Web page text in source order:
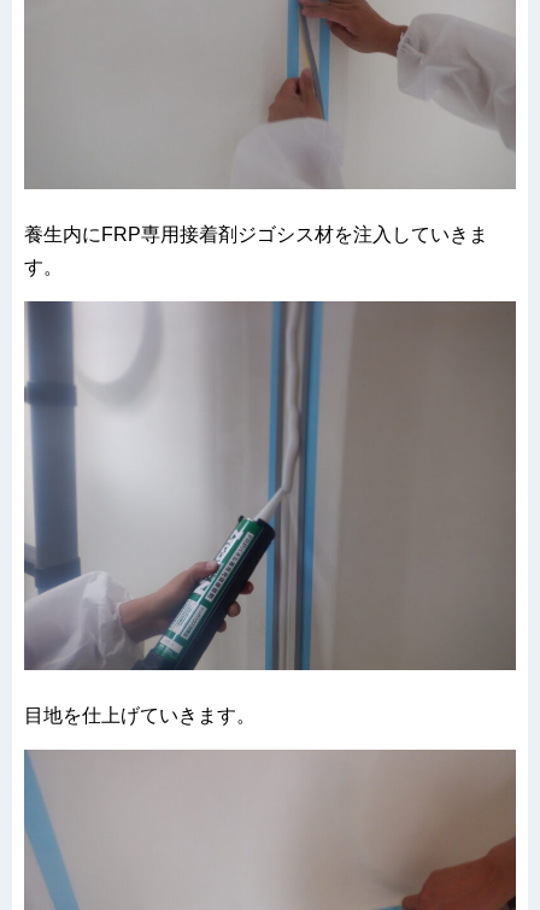
養生内にFRP専用接着剤ジゴシス材を注入していきま
す。
目地を仕上げていきます。